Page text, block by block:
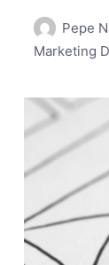
Pepe
Marketing